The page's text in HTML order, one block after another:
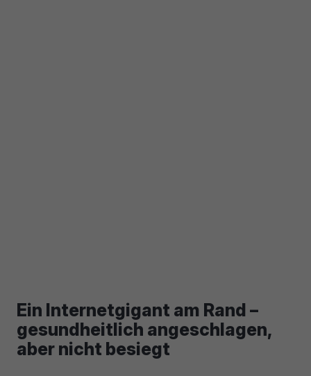
Ein Internetgigant am Rand –
gesundheitlich angeschlagen,
aber nicht besiegt